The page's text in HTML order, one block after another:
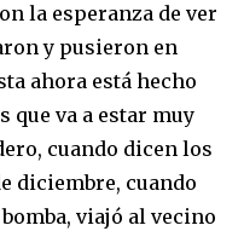
la esperanza de ver
y pusieron en
ahora está hecho
que va a estar muy
cuando dicen los
diciembre, cuando
viajó al vecino